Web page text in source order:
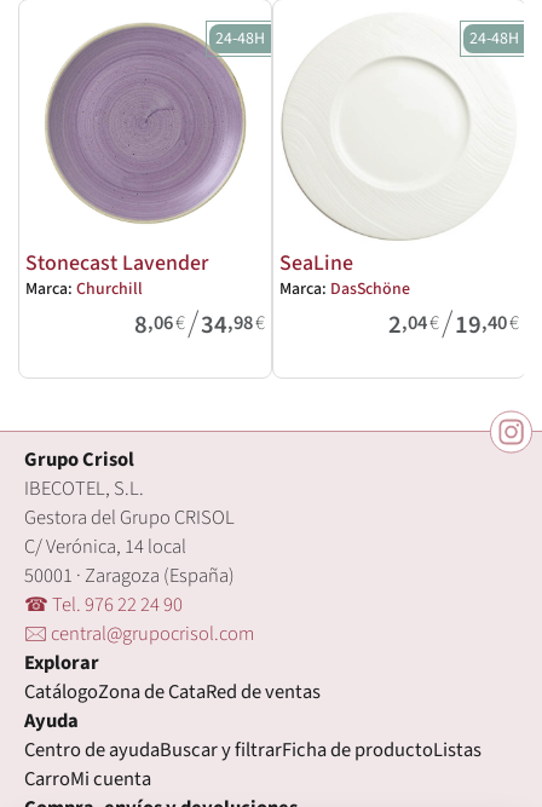
24-48H
Stonecast Lavender
Marca: Churchill
8,06€/34,98€
24-48H
SeaLine
Marca: DasSchöne
2,04€/19,40€
Grupo Crisol
IBECOTEL, S.L.
Gestora del Grupo CRISOL
C/ Verónica, 14 local
50001 · Zaragoza (España)
☎ Tel. 976 22 24 90
🖂 central@grupocrisol.com
Explorar
CatálogoZona de CataRed de ventas
Ayuda
Centro de ayudaBuscar y filtrarFicha de productoListas
CarroMi cuenta